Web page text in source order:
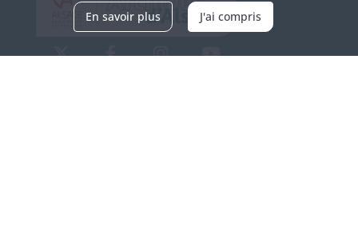
En savoir plus J'ai compris